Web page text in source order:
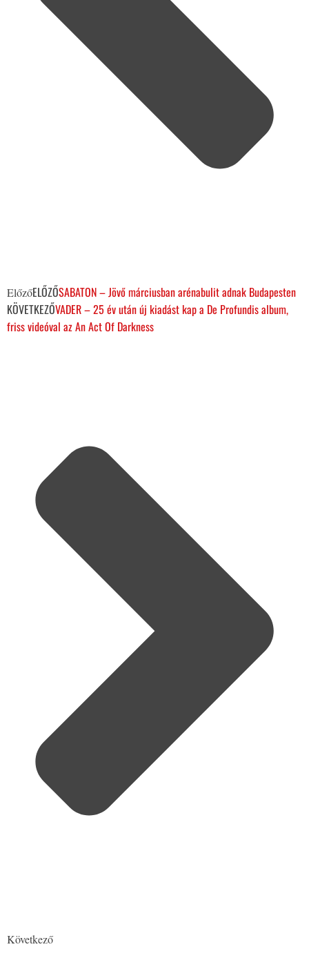
ElőzőELŐZŐSABATON – Jövő márciusban arénabulit adnak Budapesten
KÖVETKEZŐVADER – 25 év után új kiadást kap a De Profundis album,
friss videóval az An Act Of Darkness
Következő